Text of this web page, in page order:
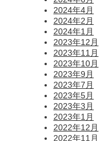
2024年4月
2024年2月
2024年1月
2023年12月
2023年11月
2023年10月
2023年9月
2023年7月
2023年5月
2023年3月
2023年1月
2022年12月
2022年11月